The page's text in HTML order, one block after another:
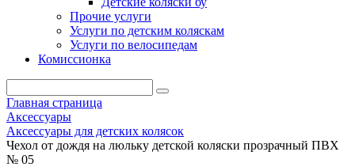
Прочие услуги
Услуги по детским коляскам
Услуги по велосипедам
Комиссионка
Главная страница
Аксессуары
Аксессуары для детских колясок
Чехол от дождя на люльку детской коляски прозрачный ПВХ
№ 05